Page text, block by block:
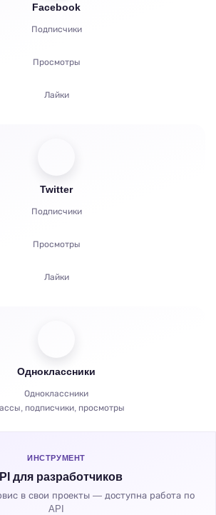
Facebook
Подписчики
Просмотры
Лайки
Комментарии
Twitter
Подписчики
Просмотры
Лайки
Репосты
Часы просмотров
Одноклассники
Одноклассники
подписчики, просмотры
ИНСТРУМЕНТ
для разработчиков
в свои проекты — доступна работа по
API